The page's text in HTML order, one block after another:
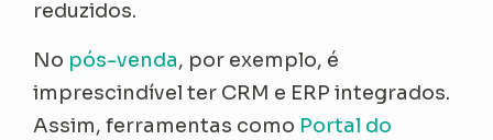
reduzidos.
No pós-venda, por exemplo, é
imprescindível ter CRM e ERP integrados.
Assim, ferramentas como Portal do